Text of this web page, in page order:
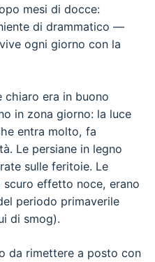
mesi di docce:
di drammatico —
ogni giorno con la
chiaro era in buono
in zona giorno: la luce
entra molto, fa
Le persiane in legno
sulle feritoie. Le
effetto noce, erano
periodo primaverile
di smog).
da rimettere a posto con